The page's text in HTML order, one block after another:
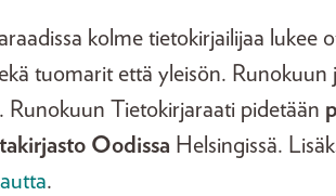
kolme tietokirjailijaa lukee
tuomarit että yleisön.
Runokuun Tietokirjaraati pidetään
Oodissa Helsingissä.
.